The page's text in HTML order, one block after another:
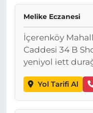
Melike Eczanesi
İçerenköy
Caddesi 34 B
yeniyol iett
Yol Tarifi Al